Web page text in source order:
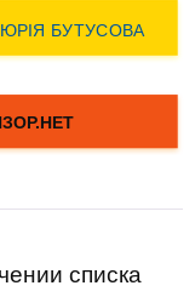
списка